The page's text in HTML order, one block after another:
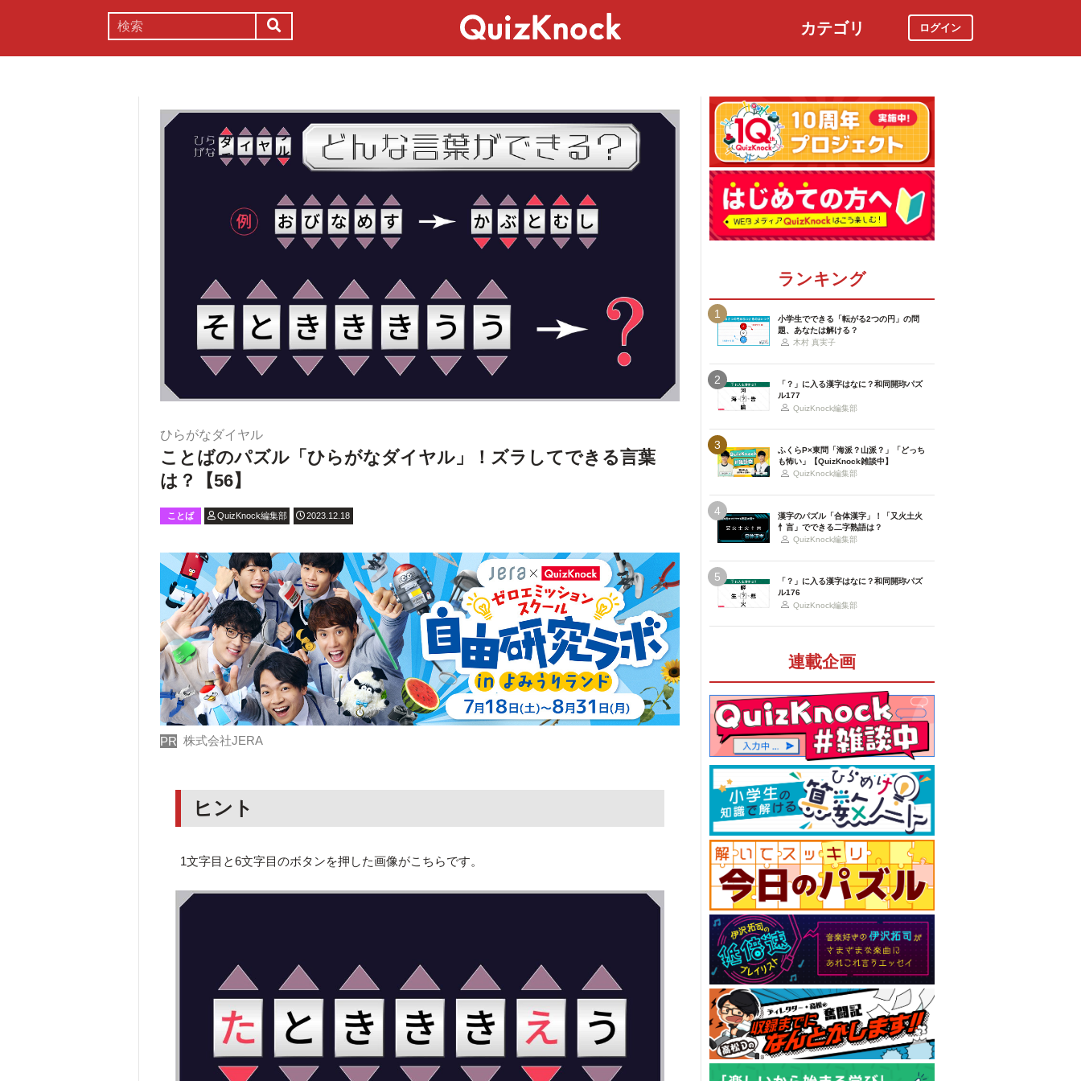
カテゴリ ログイン
ひらがなダイヤル
ことばのパズル「ひらがなダイヤル」！ズラしてできる言葉
は？【56】
ことば QuizKnock編集部 2023.12.18
PR 株式会社JERA
ヒント
1文字目と6文字目のボタンを押した画像がこちらです。
ランキング
1
小学生でできる「転がる2つの円」の問
題、あなたは解ける？
木村 真実子
2
「？」に入る漢字はなに？和同開珎パズ
ル177
QuizKnock編集部
3
ふくらP×東問「海派？山派？」「どっち
も怖い」【QuizKnock雑談中】
QuizKnock編集部
4
漢字のパズル「合体漢字」！「又火土火
忄言」でできる二字熟語は？
QuizKnock編集部
5
「？」に入る漢字はなに？和同開珎パズ
ル176
QuizKnock編集部
連載企画